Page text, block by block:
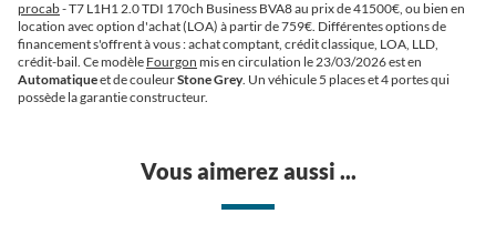
procab- T7 L1H1 2.0 TDI 170ch Business BVA8 au prix de 41500€, ou bien en
location avec option d'achat (LOA) à partir de 759€. Différentes options de
financement s'offrent à vous : achat comptant, crédit classique, LOA, LLD,
crédit-bail. Ce modèle Fourgon mis en circulation le 23/03/2026 est en
Automatiqueet de couleurStone Grey. Un véhicule 5 places et 4 portes qui
possède la garantie constructeur.
Vous aimerez aussi ...